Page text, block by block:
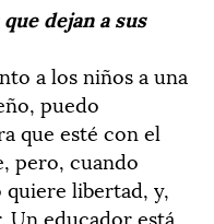
dejan a sus
a los niños a una
puedo
que esté con el
pero, cuando
quiere libertad, y,
Un educador está